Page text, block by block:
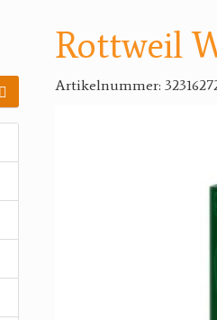
Rottweil
Artikelnummer: